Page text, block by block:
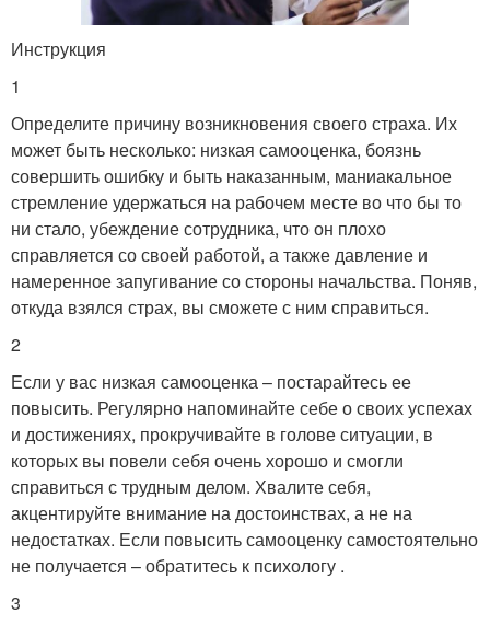
Инструкция
1
Определите причину возникновения своего страха. Их
может быть несколько: низкая самооценка, боязнь
совершить ошибку и быть наказанным, маниакальное
стремление удержаться на рабочем месте во что бы то
ни стало, убеждение сотрудника, что он плохо
справляется со своей работой, а также давление и
намеренное запугивание со стороны начальства. Поняв,
откуда взялся страх, вы сможете с ним справиться.
2
Если у вас низкая самооценка – постарайтесь ее
повысить. Регулярно напоминайте себе о своих успехах
и достижениях, прокручивайте в голове ситуации, в
которых вы повели себя очень хорошо и смогли
справиться с трудным делом. Хвалите себя,
акцентируйте внимание на достоинствах, а не на
недостатках. Если повысить самооценку самостоятельно
не получается – обратитесь к психологу .
3